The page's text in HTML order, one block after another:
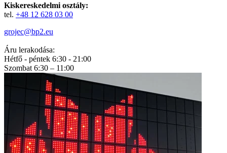
Kiskereskedelmi osztály:
tel. +48 12 628 03 00
grojec@bp2.eu
Áru lerakodása:
Hétfő - péntek 6:30 - 21:00
Szombat 6:30 – 11:00